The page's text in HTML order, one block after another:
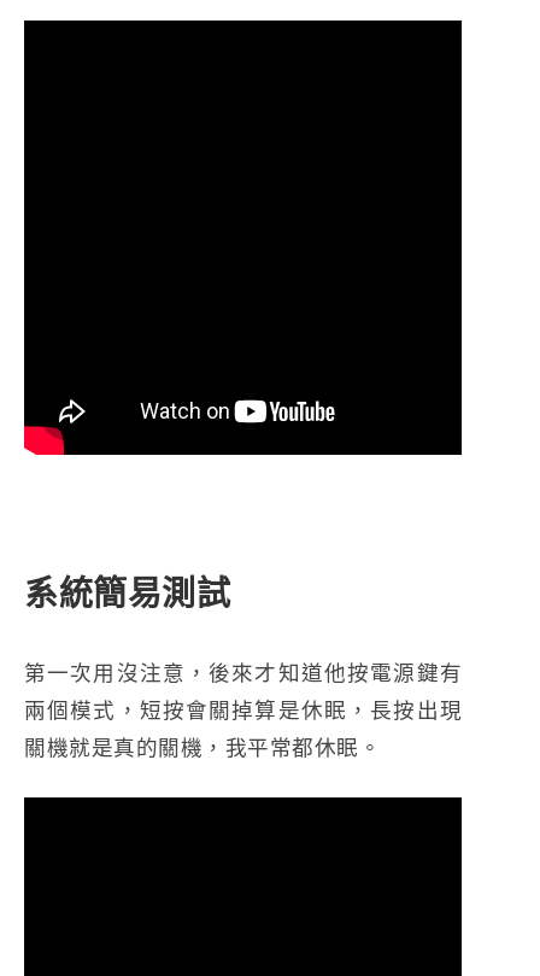
系統簡易測試
第一次用沒注意，後來才知道他按電源鍵有
兩個模式，短按會關掉算是休眠，長按出現
關機就是真的關機，我平常都休眠。